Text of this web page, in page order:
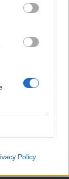
Policy